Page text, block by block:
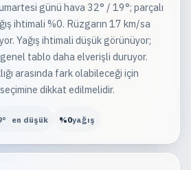
günü hava 32° / 19°; parçalı
ihtimali %0. Rüzgarın 17 km/sa
Yağış ihtimali düşük görünüyor;
genel tablo daha elverişli duruyor.
arasında fark olabileceği için
dikkat edilmelidir.
° en düşük %0yağış